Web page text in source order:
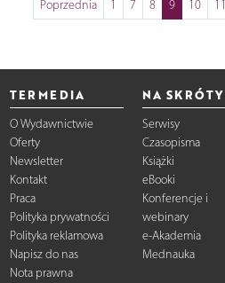
Poprzednia 1 7 8 9 10 11
TERMEDIA
O Wydawnictwie
Oferty
Newsletter
Kontakt
Praca
Polityka prywatności
Polityka reklamowa
Napisz do nas
Nota prawna
NA SKRÓTY
Serwisy
Czasopisma
Książki
eBooki
Konferencje i
webinary
e-Akademia
Mednauka